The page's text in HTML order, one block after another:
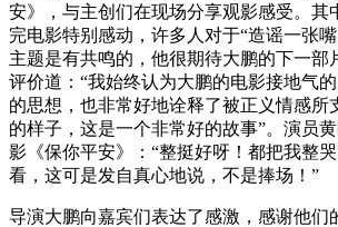
安》，与主创们在现场分享观影感受。其
完电影特别感动，许多人对于“造谣一张
主题是有共鸣的，他很期待大鹏的下一部
评价道：“我始终认为大鹏的电影接地气
的思想，也非常好地诠释了被正义情感所
的样子，这是一个非常好的故事”。演员
影《保你平安》：“整挺好呀！都把我整
看，这可是发自真心地说，不是捧场！”
导演大鹏向嘉宾们表达了感激，感谢他们